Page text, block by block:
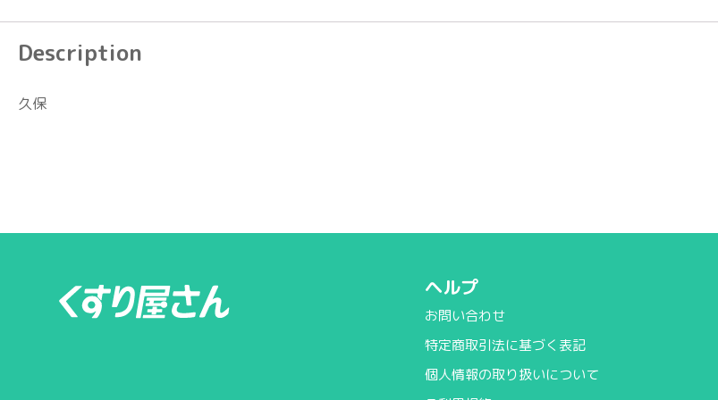
Description
久保
ヘルプ
お問い合わせ
特定商取引法に基づく表記
個人情報の取り扱いについて